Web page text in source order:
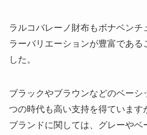
ラルコバレーノ財布もボナベンチ
ラーバリエーションが豊富である
した。
ブラックやブラウンなどのベーシ
つの時代も高い支持を得ています
ブランドに関しては、グレーやベ